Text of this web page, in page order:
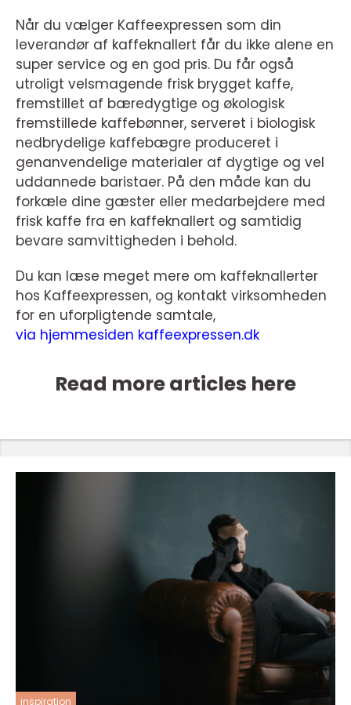
Når du vælger Kaffeexpressen som din
leverandør af kaffeknallert får du ikke alene en
super service og en god pris. Du får også
utroligt velsmagende frisk brygget kaffe,
fremstillet af bæredygtige og økologisk
fremstillede kaffebønner, serveret i biologisk
nedbrydelige kaffebægre produceret i
genanvendelige materialer af dygtige og vel
uddannede baristaer. På den måde kan du
forkæle dine gæster eller medarbejdere med
frisk kaffe fra en kaffeknallert og samtidig
bevare samvittigheden i behold.
Du kan læse meget mere om kaffeknallerter
hos Kaffeexpressen, og kontakt virksomheden
for en uforpligtende samtale,
via hjemmesiden kaffeexpressen.dk
Read more articles here
inspiration